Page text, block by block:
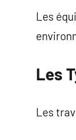
Les
Les
Les